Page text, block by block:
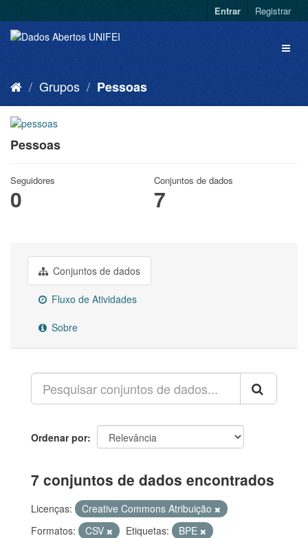
Entrar Registrar
Grupos Pessoas
Pessoas
Seguidores
0
Conjuntos de dados
7
Conjuntos de dados
Fluxo de Atividades
Sobre
Ordenar por
7 conjuntos de dados encontrados
Licenças:
Creative Commons Atribuição
Formatos:
CSV Etiquetas:
BPE